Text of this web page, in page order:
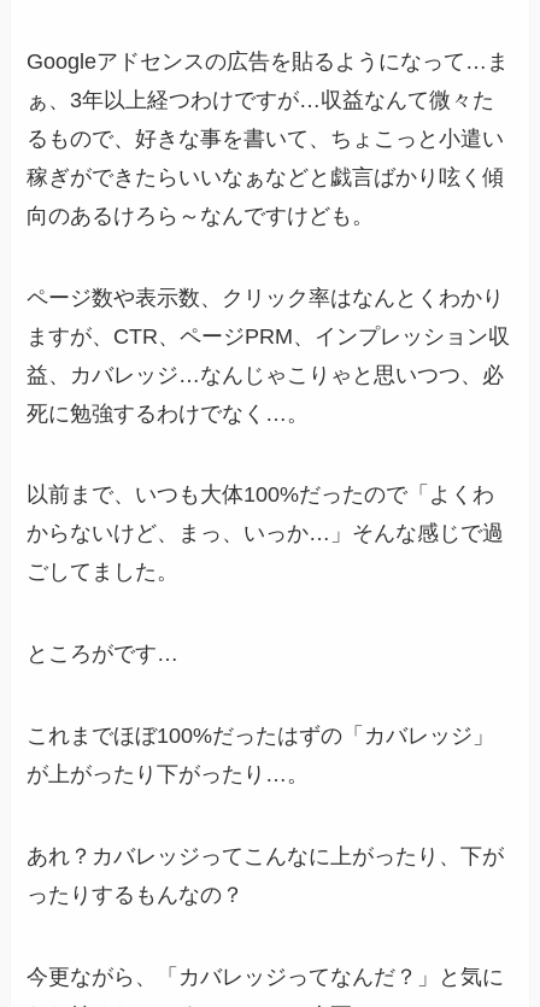
Googleアドセンスの広告を貼るようになって…ま
ぁ、3年以上経つわけですが…収益なんて微々た
るもので、好きな事を書いて、ちょこっと小遣い
稼ぎができたらいいなぁなどと戯言ばかり呟く傾
向のあるけろら～なんですけども。
ページ数や表示数、クリック率はなんとくわかり
ますが、CTR、ページPRM、インプレッション収
益、カバレッジ…なんじゃこりゃと思いつつ、必
死に勉強するわけでなく…。
以前まで、いつも大体100%だったので「よくわ
からないけど、まっ、いっか…」そんな感じで過
ごしてました。
ところがです…
これまでほぼ100%だったはずの「カバレッジ」
が上がったり下がったり…。
あれ？カバレッジってこんなに上がったり、下が
ったりするもんなの？
今更ながら、「カバレッジってなんだ？」と気に